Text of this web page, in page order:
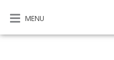
contenu
MENU